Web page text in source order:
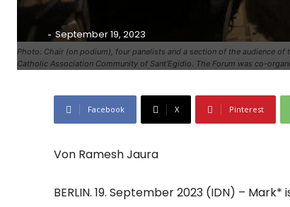
Photo: Chair (on podium), four panelists and a section of the audience of
Catholic Association Community of Sant’Egidio. The Forum was co-
- September 19, 2023
Facebook X Pinterest
Von Ramesh Jaura
BERLIN. 19. September 2023 (IDN) –